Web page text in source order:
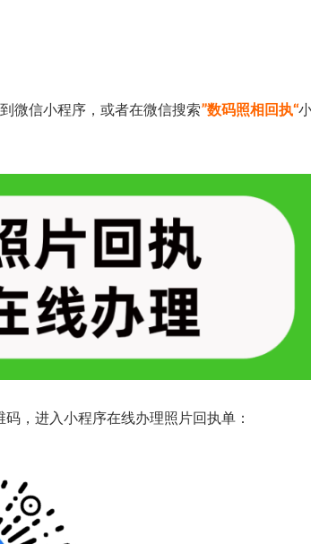
微信小程序，或者在微信搜索”数码照相回执“
，进入小程序在线办理照片回执单：